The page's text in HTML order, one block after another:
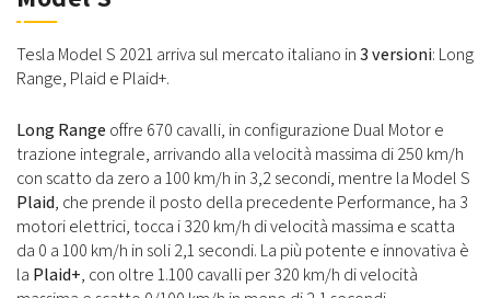
Tesla Model S 2021 arriva sul mercato italiano in3 versioni: Long
Range, Plaid e Plaid+.
Long Rangeoffre 670 cavalli, in configurazione Dual Motor e
trazione integrale, arrivando alla velocità massima di 250 km/h
con scatto da zero a 100 km/h in 3,2 secondi, mentre la Model S
Plaid, che prende il posto della precedente Performance, ha 3
motori elettrici, tocca i 320 km/h di velocità massima e scatta
da 0 a 100 km/h in soli 2,1 secondi. La più potente e innovativa è
la Plaid+, con oltre 1.100 cavalli per 320 km/h di velocità